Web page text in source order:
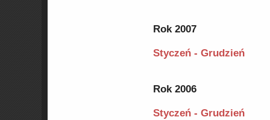
Rok 2007
Styczeń - Grudzień
Rok 2006
Styczeń - Grudzień